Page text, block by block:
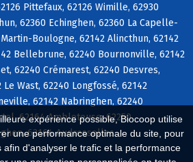
expérience possible, Biocoop utilise
une performance optimale du site, pour
afin d'analyser le trafic et la performance
Pittefaux, 62126 Wimille, 62930
62360 Echinghen, 62360 La Capelle-
Boulogne, 62142 Alincthun, 62142
Bellebrune, 62240 Bournonville, 62142
62240 Crémarest, 62240 Desvres,
Le Wast, 62240 Longfossé, 62142
62142 Nabringhen, 62240
62164 Ambleteuse, 62250
62164 Audresselles